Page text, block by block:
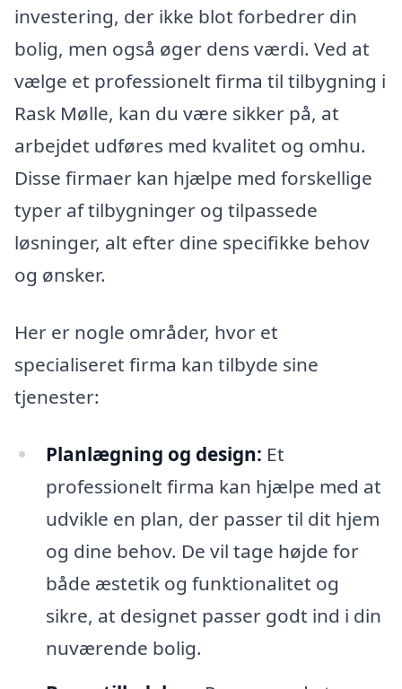
investering, der ikke blot forbedrer din
bolig, men også øger dens værdi. Ved at
vælge et professionelt firma til tilbygning i
Rask Mølle, kan du være sikker på, at
arbejdet udføres med kvalitet og omhu.
Disse firmaer kan hjælpe med forskellige
typer af tilbygninger og tilpassede
løsninger, alt efter dine specifikke behov
og ønsker.
Her er nogle områder, hvor et
specialiseret firma kan tilbyde sine
tjenester:
Planlægning og design: Et
professionelt firma kan hjælpe med at
udvikle en plan, der passer til dit hjem
og dine behov. De vil tage højde for
både æstetik og funktionalitet og
sikre, at designet passer godt ind i din
nuværende bolig.